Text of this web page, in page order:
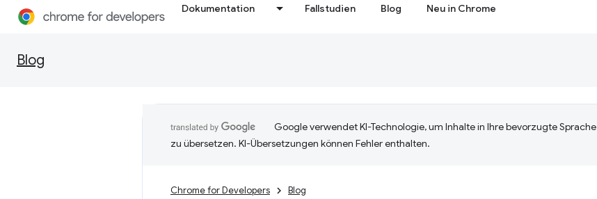
Dokumentation Fallstudien Blog Neu in Chrome
Blog
Google verwendet KI-Technologie, um Inhalte in Ihre bevorzugte Sprache
zu übersetzen. KI-Übersetzungen können Fehler enthalten.
Chrome for Developers Blog